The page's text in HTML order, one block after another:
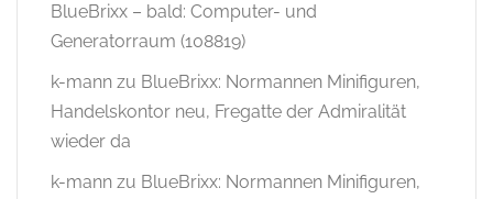
BlueBrixx – bald: Computer- und
Generatorraum (108819)
k-mann zu BlueBrixx: Normannen Minifiguren,
Handelskontor neu, Fregatte der Admiralität
wieder da
k-mann zu BlueBrixx: Normannen Minifiguren,